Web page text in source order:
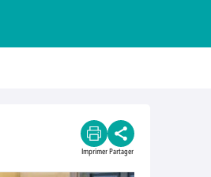
Imprimer Partager